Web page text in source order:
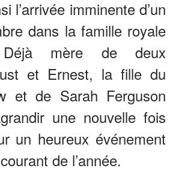
l’arrivée imminente d’un
dans la famille royale
Déjà mère de deux
et Ernest, la fille du
et de Sarah Ferguson
une nouvelle fois
un heureux événement
de l’année.